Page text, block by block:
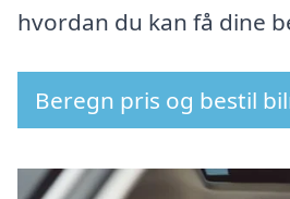
hvordan du kan få dine
Beregn pris og bestil